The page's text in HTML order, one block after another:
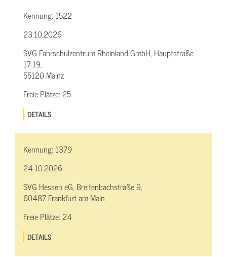
Kennung: 1522
23.10.2026
SVG Fahrschulzentrum Rheinland GmbH, Hauptstraße
17-19,
55120 Mainz
Freie Plätze:25
DETAILS
Kennung: 1379
24.10.2026
SVG Hessen eG, Breitenbachstraße 9,
60487 Frankfurt am Main
Freie Plätze:24
DETAILS